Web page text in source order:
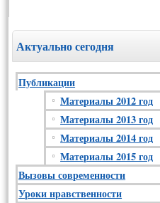
Актуально сегодня
Публикации
Материалы 2012 год
Материалы 2013 год
Материалы 2014 год
Материалы 2015 год
Вызовы современности
Уроки нравственности